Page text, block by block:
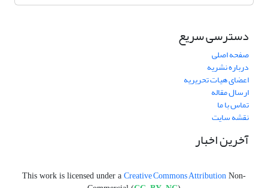
دسترسی سریع
صفحه اصلی
درباره نشریه
اعضای هیات تحریریه
ارسال مقاله
تماس با ما
نقشه سایت
آخرین اخبار
This work is licensed under a Creative Commons Attribution Non-